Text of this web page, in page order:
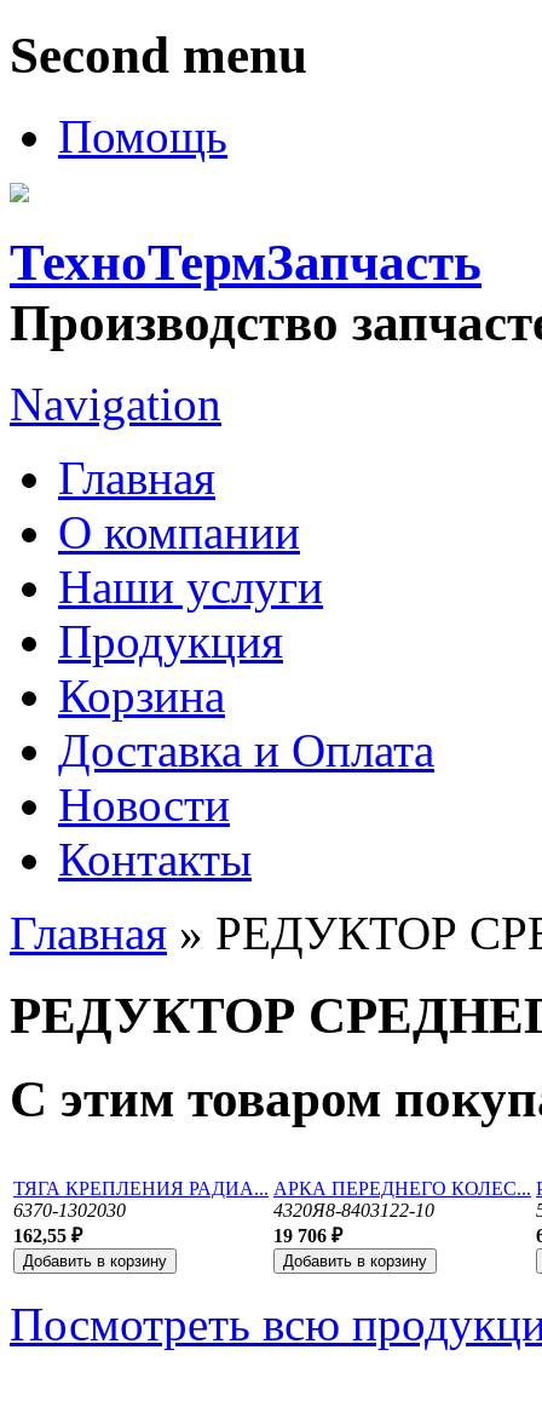
Second menu
Помощь
ТехноТермЗапчасть
Производство
Navigation
Главная
О компании
Наши услуги
Продукция
Корзина
Доставка и Оплата
Новости
Контакты
Вы здесь
Главная » РЕДУКТОР
РЕДУКТОР
С этим товаром
ТЯГА КРЕПЛЕНИЯ РАДИА...
6370-1302030
162,55 ₽
АРКА ПЕРЕДНЕГО КОЛЕС...
4320Я8-8403122-10
19 706 ₽
Посмотреть всю